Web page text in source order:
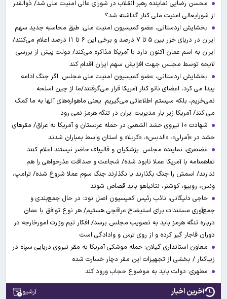
محسن رضایی نماینده رهبر انقلاب در شورای عالی امنیت ملی شد/ ذوالقدر
از شورایعالی امنیت ملی کنار گذاشته شد؟
بخشایش اردستانی، عضو کمیسیون امنیت ملی: طبق محاسبه جدید سهم
ایران در دریای خزر بین ۵ تا ۷ درصد و برخی این ۶ تا ۱۱ درصد اعلام می‌کنند/
ایران به اسم عمان اکنون دارد با آمریکا مذاکره می‌کند/ دولت پیش از بررسی
لایحه توسط مجلس جهت افزایش سهم ایران اقدام کند
بخشایش اردستانی، عضو کمیسیون امنیت ملی مجلس: اگر جنگ ادامه
پیدا می کرد، اعضای ناتو کنار آمریکا قرار می‌گرفتند/ما از چین اسلحه
نمی‌خریم، بلکه سیستم اطلاعاتی می‌گیریم. یعنی ماهواره‌های آنها به ما کمک
می کند/ آمریکا زیر بار مدیریت ایران در تنگه هرمز نمی رود
شهادت ۱۰ نیروی حشد الشعبی در حمله عربستان و آمریکا به عراق/ مقرهای
حشد در »آمرلی»، «الدبس»، «کربلا« و استان واسط بمباران شدند
غضنفری، نماینده مجلس: پزشکیان و قالیباف حاضر نیستند اعلام کنند
تفاهمنامه با آمریکا عملا نابود شده/ شجاعت و صداقت عذرخواهی را هم
ندارند/ اسمش را جنگ بگذارند یا نگذارند جنگ سوم عملا شروع شده/ ترامپ،
ونس، روبیو، کوشنر، نتانیاهو باید قصاص شوند
حاجی دلیگانی، نائب رئیس کمیسیون اصل نود: در حال جمع‌بندی و
جمع‌آوری مستندات برای استیضاح عراقچی هستیم/ هر نوع توافق با عمان
درباره تنگه هرمز باید به تصویب مجلس برسد/ افکار تیم وزارت امورخارجه در
دوران قاجار گیر کرده و از روی ترس و وادادگی است
معاون استانداری گیلان: حمله موشکی آمریکا به مقر نیروی دریایی سپاه در
زیباکنار / بخشی از تجهیزات این مقر دچار خسارت شده
مطهری: دولت باید به موضوع حجاب ورود کند
آخرین اخبار آرشیو